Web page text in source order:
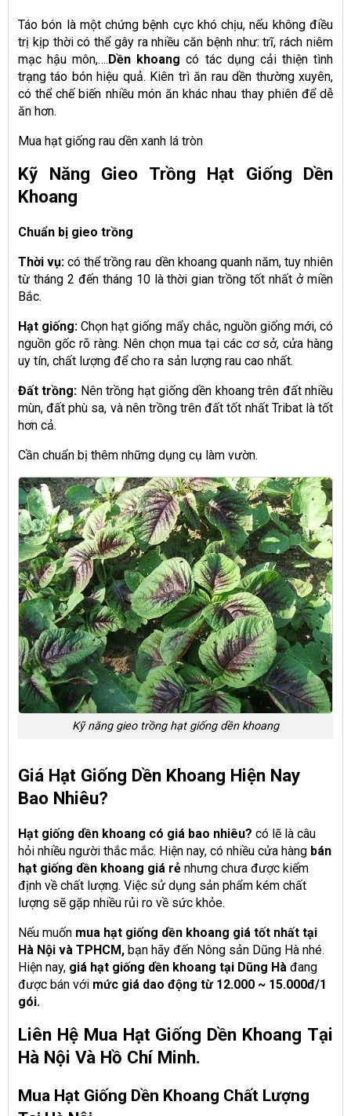
Táo bón là một chứng bệnh cực khó chịu, nếu không điều
trị kịp thời có thể gây ra nhiều căn bệnh như: trĩ, rách niêm
mạc hậu môn,…. Dền khoang có tác dụng cải thiện tình
trạng táo bón hiệu quả. Kiên trì ăn rau dền thường xuyên,
có thể chế biến nhiều món ăn khác nhau thay phiên để dễ
ăn hơn.
Mua hạt giống rau dền xanh lá tròn
Kỹ Năng Gieo Trồng Hạt Giống Dền
Khoang
Chuẩn bị gieo trồng
Thời vụ: có thể trồng rau dền khoang quanh năm, tuy nhiên
từ tháng 2 đến tháng 10 là thời gian trồng tốt nhất ở miền
Bắc.
Hạt giống: Chọn hạt giống mẩy chắc, nguồn giống mới, có
nguồn gốc rõ ràng. Nên chọn mua tại các cơ sở, cửa hàng
uy tín, chất lượng để cho ra sản lượng rau cao nhất.
Đất trồng: Nên trồng hạt giống dền khoang trên đất nhiều
mùn, đất phù sa, và nên trồng trên đất tốt nhất Tribat là tốt
hơn cả.
Cần chuẩn bị thêm những dụng cụ làm vườn.
Kỹ năng gieo trồng hạt giống dền khoang
Giá Hạt Giống Dền Khoang Hiện Nay
Bao Nhiêu?
Hạt giống dền khoang có giá bao nhiêu? có lẽ là câu
hỏi nhiều người thắc mắc. Hiện nay, có nhiều cửa hàng bán
hạt giống dền khoang giá rẻ nhưng chưa được kiểm
định về chất lượng. Việc sử dụng sản phẩm kém chất
lượng sẽ gặp nhiều rủi ro về sức khỏe.
Nếu muốn mua hạt giống dền khoang giá tốt nhất tại
Hà Nội và TPHCM, bạn hãy đến Nông sản Dũng Hà nhé.
Hiện nay, giá hạt giống dền khoang tại Dũng Hà đang
được bán với mức giá dao động từ 12.000 ~ 15.000đ/1
gói.
Liên Hệ Mua Hạt Giống Dền Khoang Tại
Hà Nội Và Hồ Chí Minh.
Mua Hạt Giống Dền Khoang Chất Lượng